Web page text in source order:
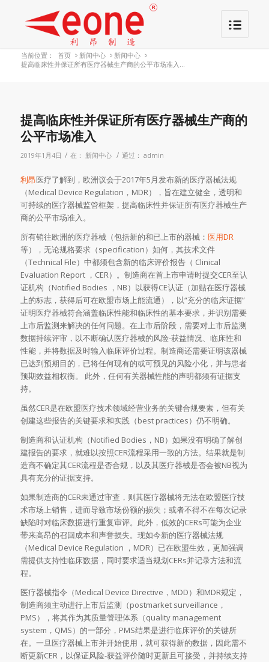
当前位置： 首页 > 新闻中心 > 新闻中心 >
提高临床性并保证所有医疗器械生产商的公平市场准入...
提高临床性并保证所有医疗器械生产商的
公平市场准入
2019年1月4日 / 在： 新闻中心 / 通过： admin
利昂医疗了解到，欧洲议会于2017年5月发布新的医疗器械法规
（Medical Device Regulation，MDR），旨在建立健全，透明和
可持续的医疗器械监管框架，提高临床性并保证所有医疗器械生产
商的公平市场准入。
所有销往欧洲的医疗器械（包括新的和已上市的器械： 医用DR
等），无论规格要求（specification）如何，其技术文件
（Technical File）中都须包含新的临床评价报告（ Clinical
Evaluation Report ，CER）。制造商在首上市申请时提交CER至认
证机构（Notified Bodies ，NB）以获得CE认证（加贴在医疗器械
上的标志，获得后可在欧盟市场上能流通），以“充分的临床证据”
证明医疗器械符合涵盖临床性能和临床性的基本要求，并识别需要
上市后监测来解决的任何问题。在上市后阶段，需要对上市后监测
数据持续评审，以不断确认医疗器械的风险-获益情况、临床性和
性能，并将数据及时输入临床评价过程。制造商还需要证明该器械
已达到预期目的，已将任何现有的或可预见的风险小化，并与患者
预期效益相权衡。 此外，任何有关器械性能的声明都须有证据支
持。
虽然CER是在欧盟医疗技术领域经营业务的关键合规要素，但有关
创建这些报告的关键要求和实践（best practices）仍不明确。
制造商和认证机构（Notified Bodies，NB）如果没有明确了解创
建报告的要求，就难以按照CER流程采用一致的方法。结果就是制
造商不确定其CER流程是否合规，以及其医疗器械是否会被NB视为
具有充分的证据支持。
如果制造商的CER未通过审查，则其医疗器械将无法在欧盟医疗技
术市场上销售，进而导致市场份额的损失；或者不得不在每次记录
缺陷时对临床数据进行重复审评。此外，低效的CERs可能为企业
带来高昂的召回成本和声誉损失。现如今新的医疗器械法规
（Medical Device Regulation ，MDR）已在欧盟生效，更加强调
需提供支持性临床数据，同时要求适当规划CERs并记录方法和流
程。
医疗器械指令（Medical Device Directive，MDD）和MDR规定，
制造商须主动进行上市后监测（postmarket surveillance，
PMS），将其作为其质量管理体系（quality management
system，QMS）的一部分，PMS结果是进行临床评价的关键所
在。一旦医疗器械上市并开始使用，就可获得新的数据，因此需不
断更新CER，以保证风险-获益评价随时更新且可接受，并持续支持